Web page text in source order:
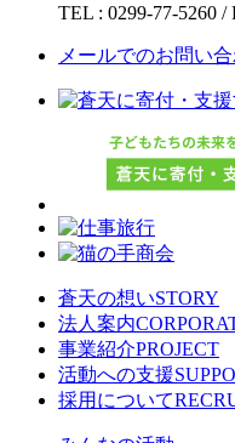
TEL : 0299-77-5260 /
メールでのお問い
蒼天の想いSTORY
法人案内
事業紹介PROJECT
活動への支援
採用について